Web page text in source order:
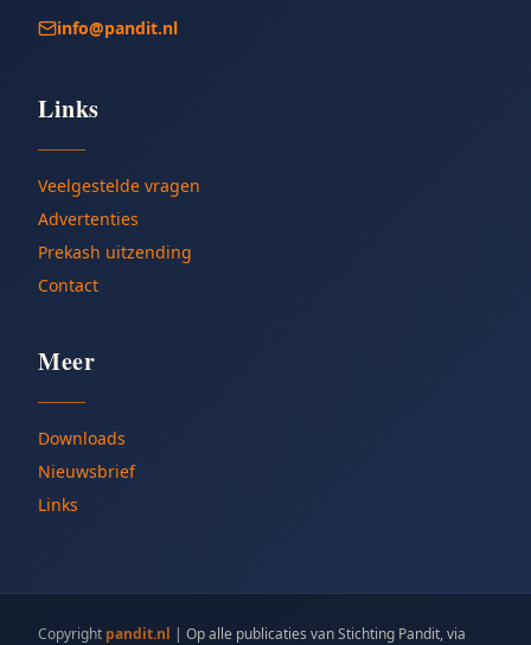
info@pandit.nl
Links
Veelgestelde vragen
Advertenties
Prekash uitzending
Contact
Meer
Downloads
Nieuwsbrief
Links
Copyright pandit.nl | Op alle publicaties van Stichting Pandit, via